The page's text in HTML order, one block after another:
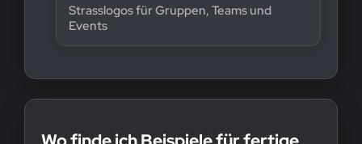
Strasslogos für Gruppen, Teams und
Events